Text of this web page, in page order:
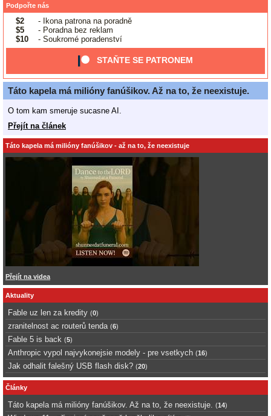
Podpořte nás
$2
- Ikona patrona na poradně
$5
- Poradna bez reklam
$10
- Soukromé poradenství
STAŇTE SE PATRONEM
Táto kapela má milióny fanúšikov. Až na to, že neexistuje.
O tom kam smeruje sucasne AI.
Přejít na článek
Táto kapela má milióny fanúšikov - až na to, že neexistuje
Přejít na videa
Aktuality
Fable uz len za kredity (0)
zranitelnost ac routerů tenda (6)
Fable 5 is back (5)
Anthropic vypol najvykonejsie modely - pre vsetkych (16)
Jak odhalit falešný USB flash disk? (20)
Články
Táto kapela má milióny fanúšikov. Až na to, že neexistuje. (14)